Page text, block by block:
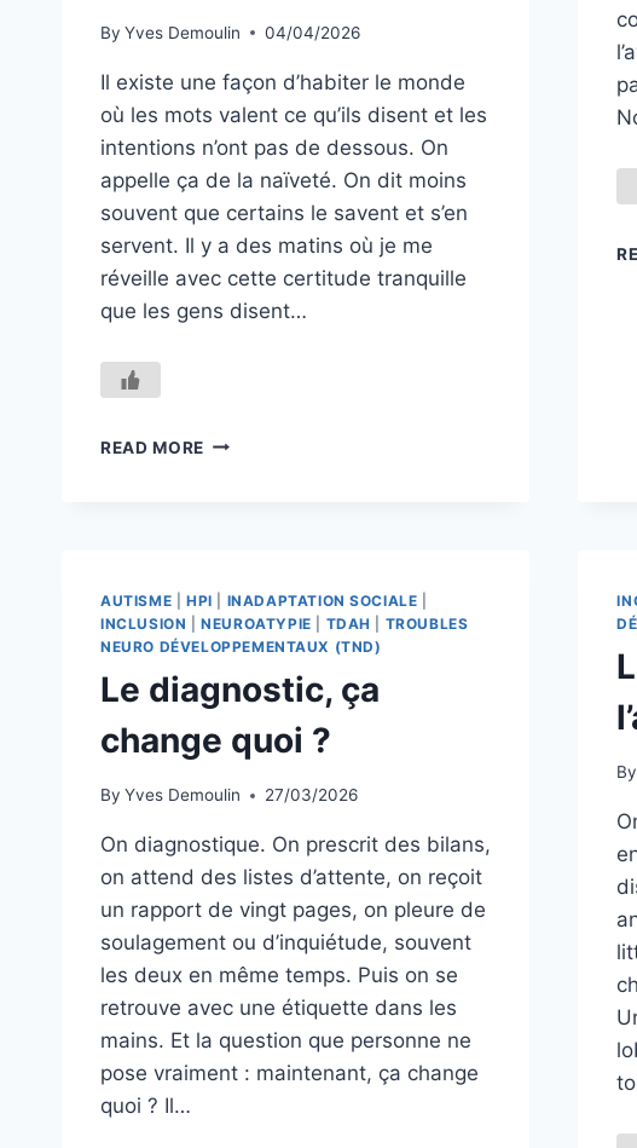
By Yves Demoulin 04/04/2026
Il existe une façon d’habiter le monde
où les mots valent ce qu’ils disent et les
intentions n’ont pas de dessous. On
appelle ça de la naïveté. On dit moins
souvent que certains le savent et s’en
servent. Il y a des matins où je me
réveille avec cette certitude tranquille
que les gens disent…
READ MORE LA
CONFIANCE
ET
PRÉDATION
DANS
AUTISTE
AUTISME HPI INADAPTATION SOCIALE
INCLUSION |NEUROATYPIE TDAH
TROUBLES
NEURO DÉVELOPPEMENTAUX (TND)
Le diagnostic, ça
change quoi ?
By Yves Demoulin 27/03/2026
On diagnostique. On prescrit des bilans,
on attend des listes d’attente, on reçoit
un rapport de vingt pages, on pleure de
soulagement ou d’inquiétude, souvent
les deux en même temps. Puis on se
retrouve avec une étiquette dans les
mains. Et la question que personne ne
pose vraiment : maintenant, ça change
quoi ? Il…
By